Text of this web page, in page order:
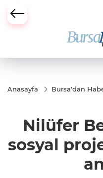
Büyükşehir Darbesi
Anasayfa Bursa'dan
Nilüfer
sosyal